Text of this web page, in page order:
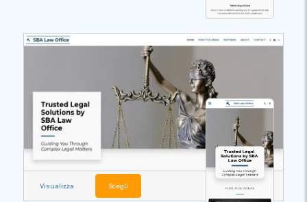
Visualizza Scegli